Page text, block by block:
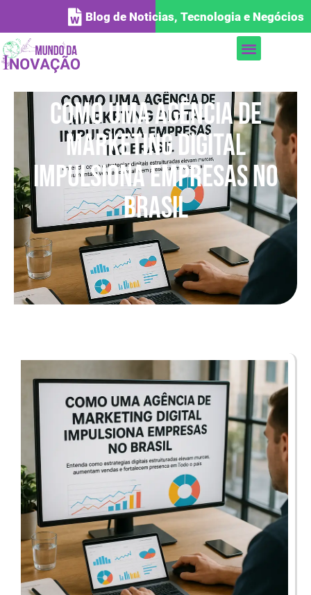
Blog de Noticias, Tecnologia e Negócios
Como uma agência de
marketing digital
impulsiona empresas no
Brasil